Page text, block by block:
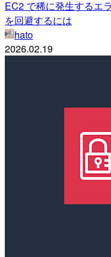
EC2 で稀に発生するエ
を回避するには
hato
2026.02.19